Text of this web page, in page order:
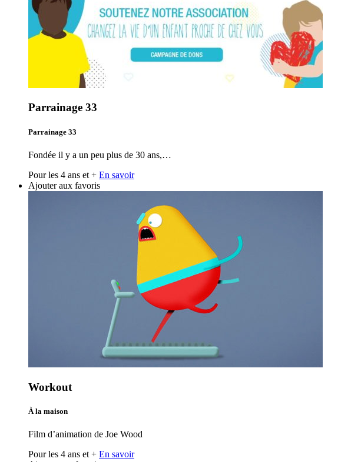
Parrainage 33
Parrainage 33
Fondée il y a un peu plus de 30 ans,…
Pour les 4 ans et + En savoir
Ajouter aux favoris
Workout
À la maison
Film d’animation de Joe Wood
Pour les 4 ans et + En savoir